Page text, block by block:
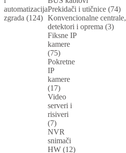
automatizacija
zgrada (124)
Prekidači i utičnice (74)
Konvencionalne centrale,
detektori i oprema (3)
Fiksne IP
kamere
(75)
Pokretne
IP
kamere
(17)
Video
serveri i
risiveri
(7)
NVR
snimači
HW (12)